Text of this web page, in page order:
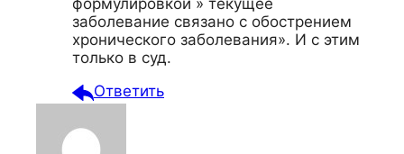
заболевание связано с обострением
хронического заболевания». И с этим
только в суд.
Ответить